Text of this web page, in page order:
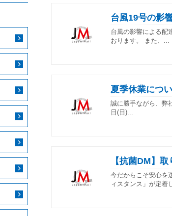
台風19号の影
台風の影響による配
おります。 また、...
夏季休業につ
誠に勝手ながら、弊
日(日)...
【抗菌DM】
今だからこそ安心を
ィスタンス」が定着